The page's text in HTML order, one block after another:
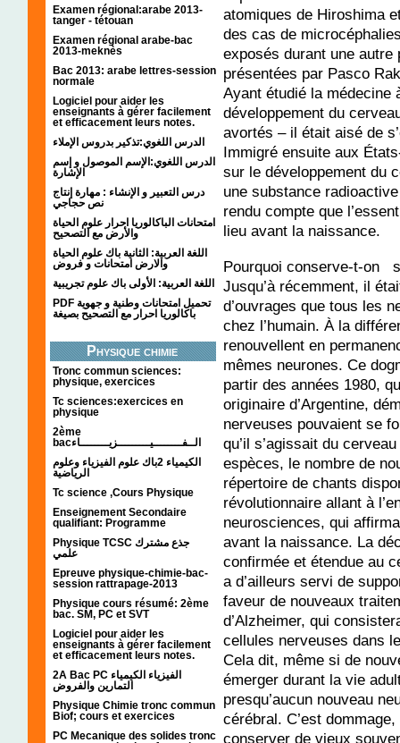
Examen régional:arabe 2013-
tanger - tétouan
Examen régional arabe-bac
2013-meknès
Bac 2013: arabe lettres-session
normale
Logiciel pour aider les
enseignants à gérer facilement
et efficacement leurs notes.
الدرس اللغوي:تذكير بدروس الإملاء
الدرس اللغوي:الإسم الموصول و إسم
الإشارة
درس التعبير و الإنشاء : مهارة إنتاج
نص حجاجي
امتحانات الباكالوريا احرار علوم الحياة
والأرض مع التصحيح
اللغة العربية: الثانية باك علوم الحياة
والارض امتحانات و فروض
اللغة العربية: الأولى باك علوم تجريبية
PDF تحميل امتحانات وطنية و جهوية
باكالوريا احرار مع التصحيح بصيغة
Physique chimie
Tronc commun sciences:
physique, exercices
Tc sciences:exercices en
physique
2ème
bacالــفــــــــيـــــــــزيــــــــاء
الكيمياء 2باك علوم الفيزياء وعلوم
الرياضية
Tc science ,Cours Physique
Enseignement Secondaire
qualifiant: Programme
Physique TCSC جذع مشترك
علمي
Epreuve physique-chimie-bac-
session rattrapage-2013
Physique cours résumé: 2ème
bac. SM, PC et SVT
Logiciel pour aider les
enseignants à gérer facilement
et efficacement leurs notes.
2A Bac PC الفيزياء الكيمياء
التمارين والفروض
Physique Chimie tronc commun
Biof; cours et exercices
PC Mecanique des solides tronc
atomiques de Hiroshima
des cas de
exposés durant une autre
présentées par Pasco
Ayant étudié la médecine
développement du
avortés – il était aisé de
Immigré ensuite aux
sur le développement du
une substance
rendu compte que
lieu avant la naissance.
Pourquoi conserve-t-on
Jusqu’à récemment, il
d’ouvrages que tous les
chez l’humain. À la
renouvellent en
mêmes neurones. Ce
partir des années 1980,
originaire d’Argentine,
nerveuses pouvaient se
qu’il s’agissait du
espèces, le nombre de
répertoire de chants
révolutionnaire allant à
neurosciences, qui
avant la naissance. La
confirmée et étendue au
a d’ailleurs servi de
faveur de nouveaux
d’Alzheimer, qui
cellules nerveuses dans
Cela dit, même si de
émerger durant la vie
presqu’aucun nouveau
cérébral. C’est
conserver de vieux